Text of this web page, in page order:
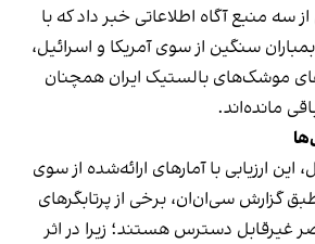
سه منبع آگاه اطلاعاتی خبر داد که با
سنگین از سوی آمریکا و اسرائیل،
موشک‌های بالستیک ایران همچنان
مانده‌اند.
این ارزیابی با آمارهای ارائه‌شده از سوی
گزارش سی‌ان‌ان، برخی از پرتابگرهای
غیرقابل دسترس هستند؛ زیرا در اثر